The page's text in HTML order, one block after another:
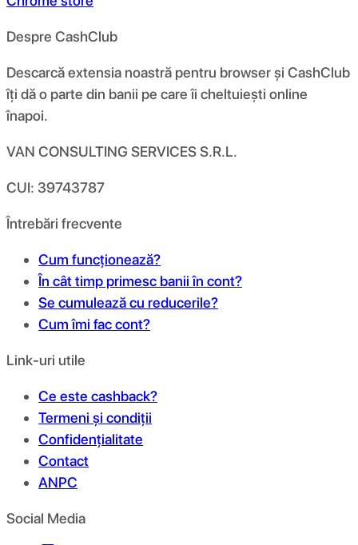
Despre CashClub
Descarcă extensia noastră pentru browser și CashClub
îți dă o parte din banii pe care îi cheltuiești online
înapoi.
VAN CONSULTING SERVICES S.R.L.
CUI: 39743787
Întrebări frecvente
Cum funcționează?
În cât timp primesc banii în cont?
Se cumulează cu reducerile?
Cum îmi fac cont?
Link-uri utile
Ce este cashback?
Termeni și condiții
Confidențialitate
Contact
ANPC
Social Media